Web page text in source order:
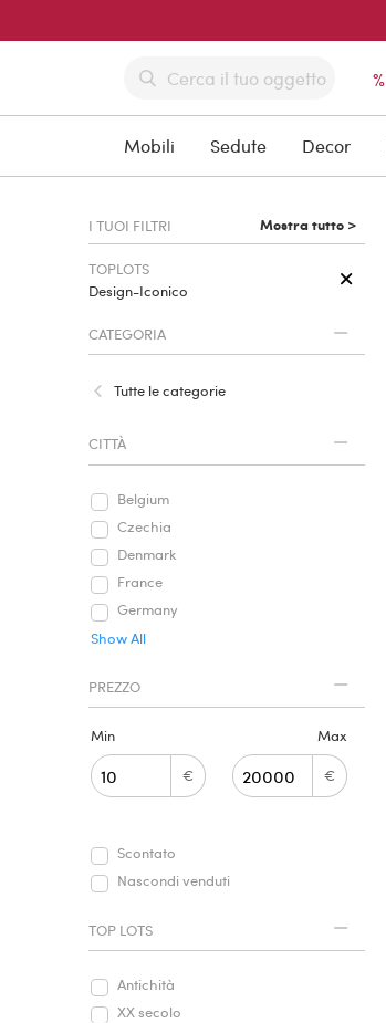
%
Mobili Sedute Decor
I TUOI FILTRI Mostra tutto >
TOPLOTS
Design-Iconico
CATEGORIA
Tutte le categorie
CITTÀ
Belgium
Czechia
Denmark
France
Germany
Show All
PREZZO
Min
€
Max
€
Scontato
Nascondi venduti
TOP LOTS
Antichità
XX secolo